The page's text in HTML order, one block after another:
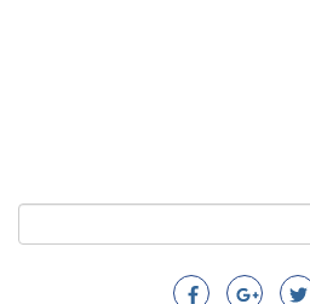
Search
Пребарување